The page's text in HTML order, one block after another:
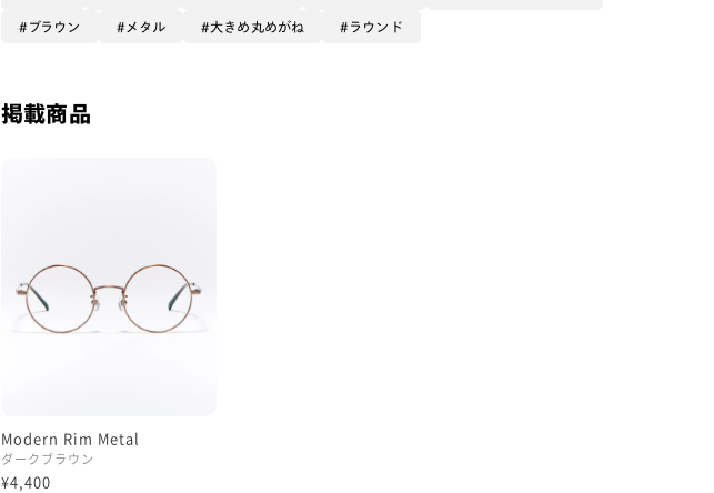
ダークブラウンフレームです。
【Modern Rim Metal】
ブラウン メタル 大きめ丸めがね ラウンド
掲載商品
Modern Rim Metal
ダークブラウン
¥4,400